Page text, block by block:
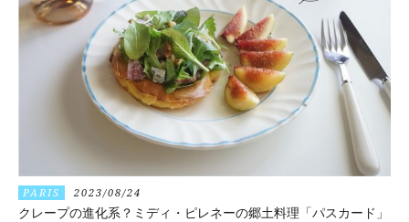
PARIS 2023/08/24
クレープの進化系？ミディ・ピレネーの郷土料理「パスカード」